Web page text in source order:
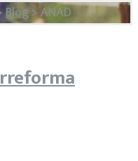
Blog>ANAD